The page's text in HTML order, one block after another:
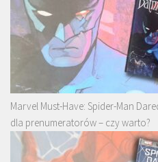
Marvel Must-Have: Spider-Man
dla prenumeratorów – czy warto?